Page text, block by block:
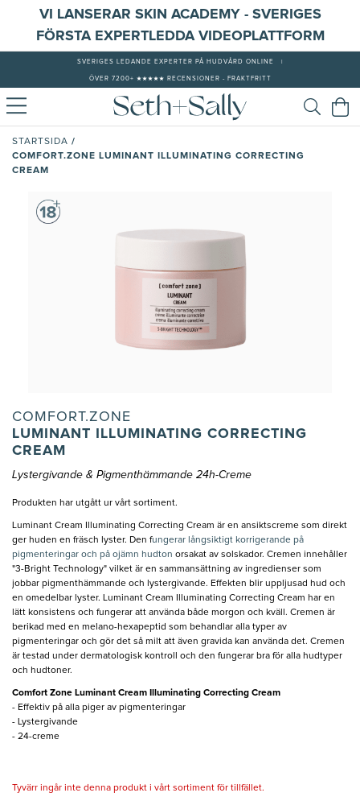
VI LANSERAR SKIN ACADEMY - SVERIGES
FÖRSTA EXPERTLEDDA VIDEOPLATTFORM
SVERIGES LEDANDE EXPERTER PÅ HUDVÅRD ONLINE
ÖVER 7200+ ★★★★★ RECENSIONER - FRAKTFRITT
STARTSIDA /
COMFORT.ZONE LUMINANT ILLUMINATING CORRECTING
CREAM
COMFORT.ZONE
LUMINANT ILLUMINATING CORRECTING
CREAM
Lystergivande & Pigmenthämmande 24h-Creme
Produkten har utgått ur vårt sortiment.
Luminant Cream Illuminating Correcting Cream är en ansiktscreme som direkt
ger huden en fräsch lyster. Den fungerar långsiktigt korrigerande på
pigmenteringar och på ojämn hudton orsakat av solskador. Cremen innehåller
"3-Bright Technology" vilket är en sammansättning av ingredienser som
jobbar pigmenthämmande och lystergivande. Effekten blir uppljusad hud och
en omedelbar lyster. Luminant Cream Illuminating Correcting Cream har en
lätt konsistens och fungerar att använda både morgon och kväll. Cremen är
berikad med en melano-hexapeptid som behandlar alla typer av
pigmenteringar och gör det så milt att även gravida kan använda det. Cremen
är testad under dermatologisk kontroll och den fungerar bra för alla hudtyper
och hudtoner.
Comfort Zone Luminant Cream Illuminating Correcting Cream
- Effektiv på alla piger av pigmenteringar
- Lystergivande
- 24-creme
Tyvärr ingår inte denna produkt i vårt sortiment för tillfället.